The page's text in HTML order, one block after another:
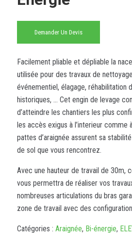
Demander Un Devis
Facilement pliable et dépliable la
utilisée pour des travaux de
événementiel, élagage, réhabilitation
historiques, … Cet engin de levage
d’atteindre les chantiers les plus
les accès exigus à l’interieur comme
pattes d’araignée assurent sa
de sol que vous rencontrez.
Avec une hauteur de travail de 30m,
vous permettra de réaliser vos
nombreuses articulations du bras
zone de travail avec des
Catégories : Araignée, Bi-énergie,